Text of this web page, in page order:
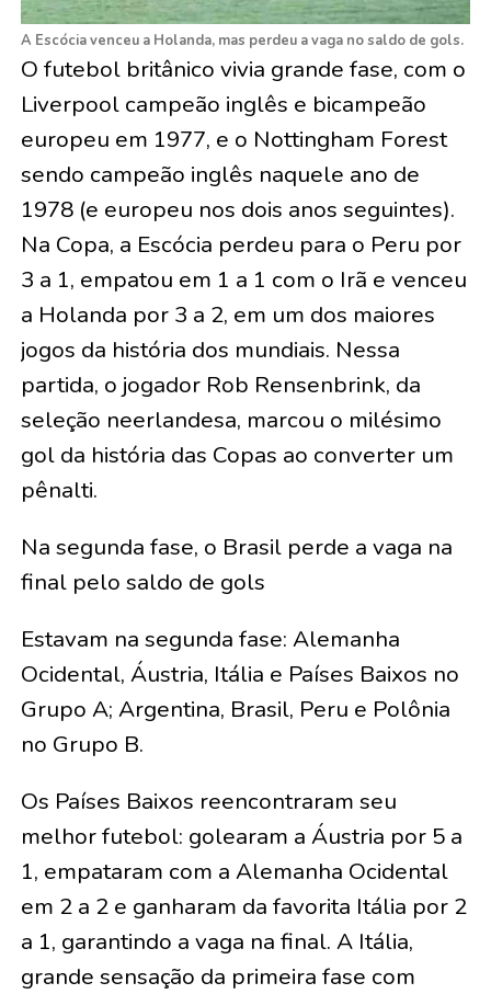
A Escócia venceu a Holanda, mas perdeu a vaga no saldo de gols.
O futebol britânico vivia grande fase, com o
Liverpool campeão inglês e bicampeão
europeu em 1977, e o Nottingham Forest
sendo campeão inglês naquele ano de
1978 (e europeu nos dois anos seguintes).
Na Copa, a Escócia perdeu para o Peru por
3 a 1, empatou em 1 a 1 com o Irã e venceu
a Holanda por 3 a 2, em um dos maiores
jogos da história dos mundiais. Nessa
partida, o jogador Rob Rensenbrink, da
seleção neerlandesa, marcou o milésimo
gol da história das Copas ao converter um
pênalti.
Na segunda fase, o Brasil perde a vaga na
final pelo saldo de gols
Estavam na segunda fase: Alemanha
Ocidental, Áustria, Itália e Países Baixos no
Grupo A; Argentina, Brasil, Peru e Polônia
no Grupo B.
Os Países Baixos reencontraram seu
melhor futebol: golearam a Áustria por 5 a
1, empataram com a Alemanha Ocidental
em 2 a 2 e ganharam da favorita Itália por 2
a 1, garantindo a vaga na final. A Itália,
grande sensação da primeira fase com